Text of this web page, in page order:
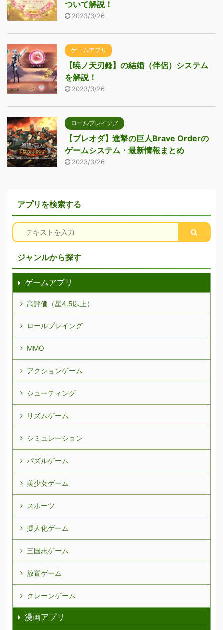
ついて解説！
2023/3/26
ゲームアプリ
【暁ノ天刃録】の結婚（伴侶）システム
を解説！
2023/3/26
ロールプレイング
【ブレオダ】進撃の巨人Brave Orderの
ゲームシステム・最新情報まとめ
2023/3/26
アプリを検索する
ジャンルから探す
ゲームアプリ
高評価（星4.5以上）
ロールプレイング
MMO
アクションゲーム
シューティング
リズムゲーム
シミュレーション
パズルゲーム
美少女ゲーム
スポーツ
擬人化ゲーム
三国志ゲーム
放置ゲーム
クレーンゲーム
漫画アプリ